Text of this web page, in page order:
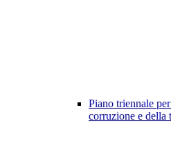
Piano triennale
corruzione e della